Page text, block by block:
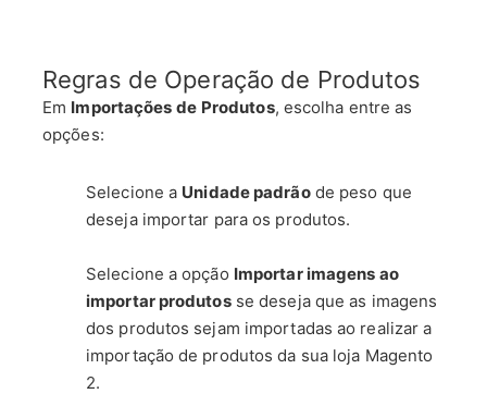
Regras de Operação de Produtos
Em Importações de Produtos, escolha entre as
opções:
Selecione a Unidade padrãode peso que
deseja importar para os produtos.
Selecione a opção Importar imagens ao
importar produtosse deseja que as imagens
dos produtos sejam importadas ao realizar a
importação de produtos da sua loja Magento
2.